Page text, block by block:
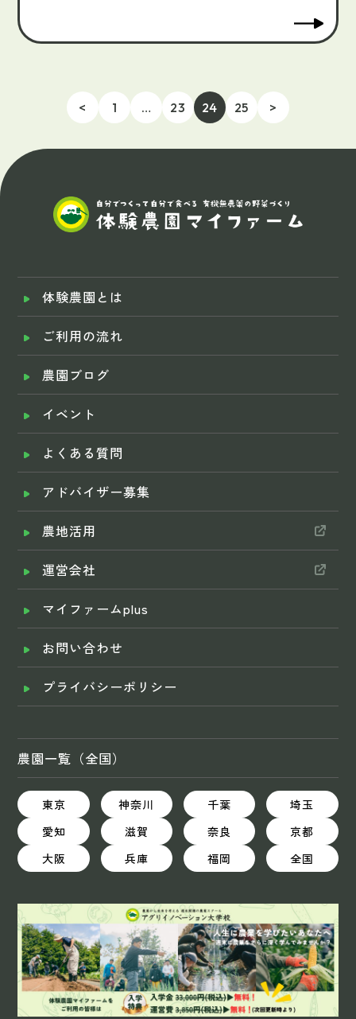
< 1 … 23 24 25 >
体験農園とは
ご利用の流れ
農園ブログ
イベント
よくある質問
アドバイザー募集
農地活用
運営会社
マイファームplus
お問い合わせ
プライバシーポリシー
農園一覧（全国）
東京 神奈川 千葉
埼玉
愛知
滋賀 奈良
京都
大阪
兵庫 福岡 全国